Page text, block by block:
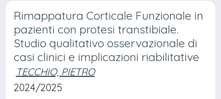
Rimappatura Corticale Funzionale in
pazienti con protesi transtibiale.
Studio qualitativo osservazionale di
casi clinici e implicazioni riabilitative
TECCHIO, PIETRO
2024/2025